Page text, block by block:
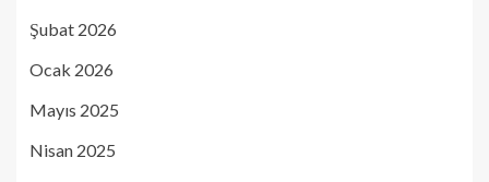
Şubat 2026
Ocak 2026
Mayıs 2025
Nisan 2025